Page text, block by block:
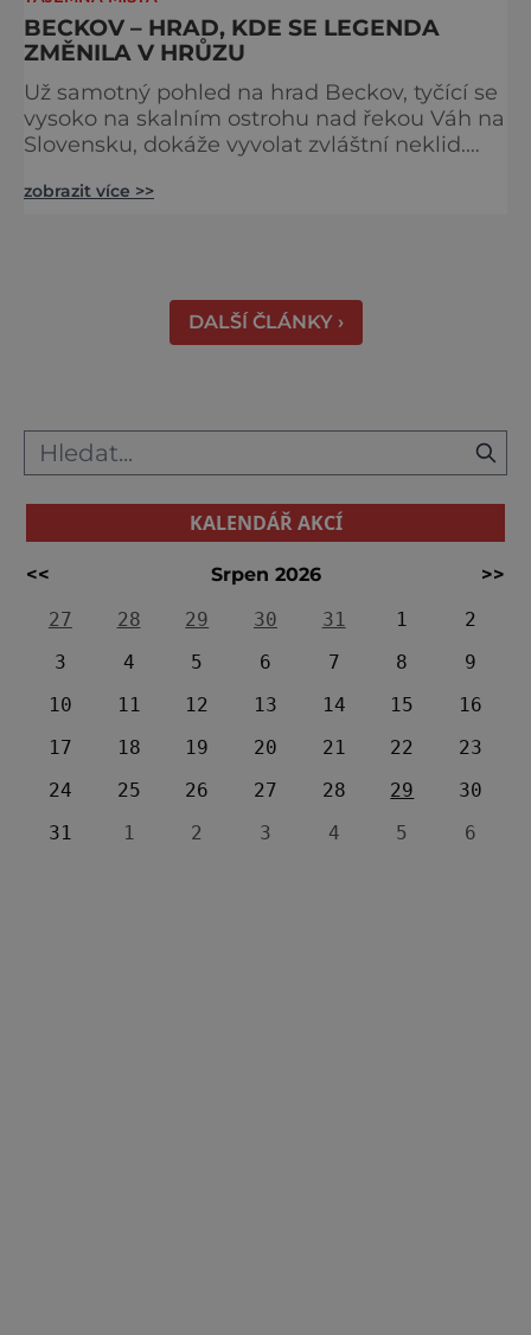
BECKOV – HRAD, KDE SE LEGENDA
ZMĚNILA V HRŮZU
Už samotný pohled na hrad Beckov, tyčící se
vysoko na skalním ostrohu nad řekou Váh na
Slovensku, dokáže vyvolat zvláštní neklid.
výhled do krajiny, se staly i svědky tragédie –
zrnko pravdy. Většina z nich vypráví o t
zobrazit více >>
DALŠÍ ČLÁNKY ›
KALENDÁŘ AKCÍ
<< Srpen 2026
>>
27
28 29 30 31 1
2
3
4 5 6 7 8
9
10
11 12 13 14 15
16
17
18 19 20 21 22
23
24
25 26 27 28 29
30
31
1 2 3 4 5 6